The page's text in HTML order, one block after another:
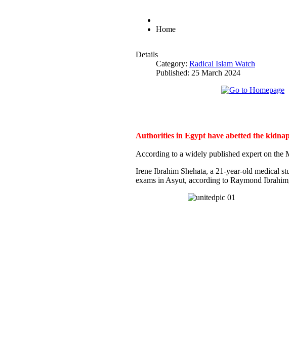
Home
Details
Category: Radical Islam Watch
Published: 25 March 2024
Authorities in Egypt have abetted the
According to a widely published expert on the
Irene Ibrahim Shehata, a 21-year-old medical
exams in Asyut, according to Raymond